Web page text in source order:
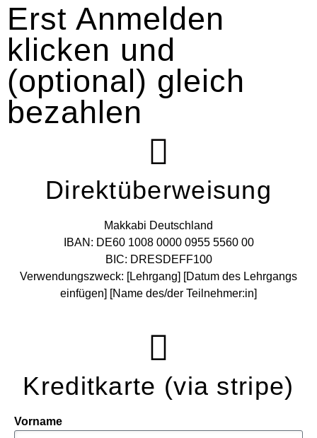
Erst Anmelden
klicken und
(optional) gleich
bezahlen
Direktüberweisung
Makkabi Deutschland
IBAN: DE60 1008 0000 0955 5560 00
BIC: DRESDEFF100
Verwendungszweck: [Lehrgang] [Datum des Lehrgangs
einfügen] [Name des/der Teilnehmer:in]
Kreditkarte (via stripe)
Vorname